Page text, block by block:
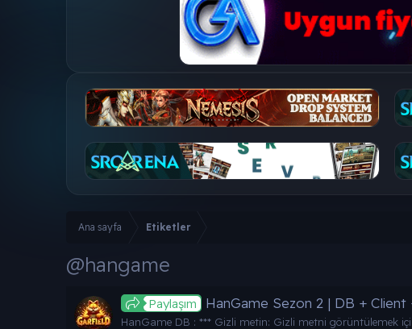
Ana sayfa Etiketler
@hangame
Paylaşım HanGame Sezon 2 | DB +
HanGame DB : *** Gizli metin: Gizli metni görüntülemek